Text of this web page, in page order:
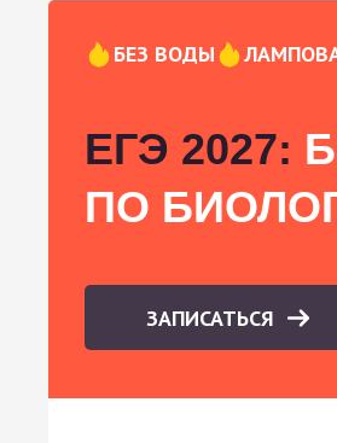
БЕЗ ВОДЫ
ЕГЭ 2027:
ПО
ЗАПИСАТЬСЯ